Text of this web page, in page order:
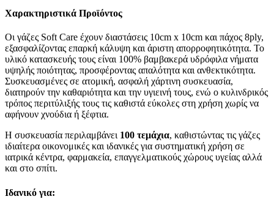
Χαρακτηριστικά Προϊόντος
Οι γάζες Soft Care έχουν διαστάσεις 10cm x 10cm και πάχος 8ply,
εξασφαλίζοντας επαρκή κάλυψη και άριστη απορροφητικότητα. Το
υλικό κατασκευής τους είναι 100% βαμβακερά υδρόφιλα νήματα
υψηλής ποιότητας, προσφέροντας απαλότητα και ανθεκτικότητα.
Συσκευασμένες σε ατομική, ασφαλή χάρτινη συσκευασία,
διατηρούν την καθαριότητα και την υγιεινή τους, ενώ ο κυλινδρικός
τρόπος περιτύλιξής τους τις καθιστά εύκολες στη χρήση χωρίς να
αφήνουν χνούδια ή ξέφτια.
Η συσκευασία περιλαμβάνει 100 τεμάχια, καθιστώντας τις γάζες
ιδιαίτερα οικονομικές και ιδανικές για συστηματική χρήση σε
ιατρικά κέντρα, φαρμακεία, επαγγελματικούς χώρους υγείας αλλά
και στο σπίτι.
Ιδανικό για: